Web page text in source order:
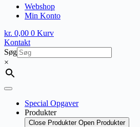
Webshop
Min Konto
kr. 0,00 0 Kurv
Kontakt
Søg
×
Special Opgaver
Produkter
Close Produkter Open Produkter